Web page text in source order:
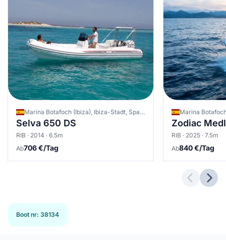
Marina Botafoch (Ibiza), Ibiza-Stadt, Spanien
Selva 650 DS
RIB · 2014 · 6.5m
Ab706 €/Tag
Zodiac
RIB · 2025 · 7.5m
Ab840 €/Tag
Boot nr: 38134